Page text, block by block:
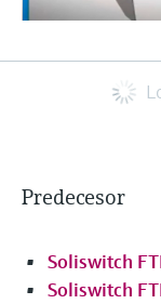
Predecesor
Soliswitch
Soliswitch